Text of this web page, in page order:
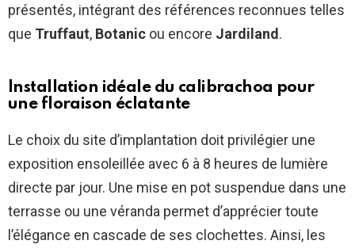
présentés, intégrant des références reconnues telles
que Truffaut, Botanic ou encore Jardiland.
Installation idéale du calibrachoa pour
une floraison éclatante
Le choix du site d’implantation doit privilégier une
exposition ensoleillée avec 6 à 8 heures de lumière
directe par jour. Une mise en pot suspendue dans une
terrasse ou une véranda permet d’apprécier toute
l’élégance en cascade de ses clochettes. Ainsi, les